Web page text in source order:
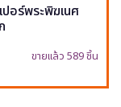
ปอร์พระพิฆเนศ
ขายแล้ว 589 ชิ้น